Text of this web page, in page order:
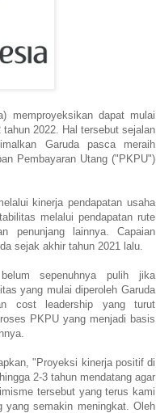
memproyeksikan dapat mulai
2022. Hal tersebut sejalan
Garuda pasca meraih
Pembayaran Utang ("PKPU")
kinerja pendapatan usaha
melalui pendapatan rute
penunjang lainnya. Capaian
sejak akhir tahun 2021 lalu.
sepenuhnya pulih jika
yang mulai diperoleh Garuda
cost leadership yang turut
PKPU yang menjadi basis
"Proyeksi kinerja positif di
2-3 tahun mendatang agar
tersebut yang terus kami
yang semakin meningkat. Oleh